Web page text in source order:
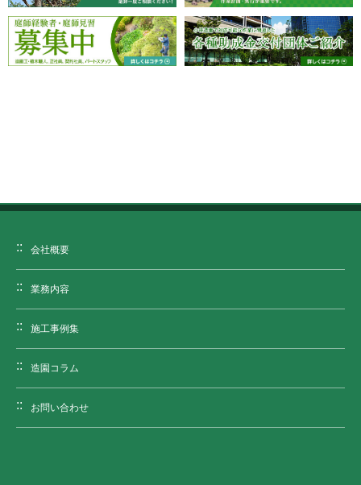
会社概要
業務内容
施工事例集
造園コラム
お問い合わせ